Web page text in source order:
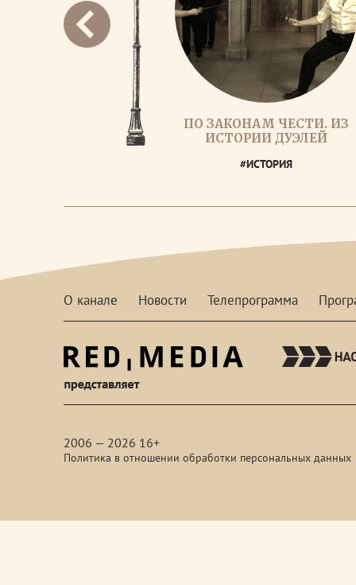
ПО ЗАКОНАМ ЧЕСТИ. ИЗ
ИСТОРИИ ДУЭЛЕЙ
#ИСТОРИЯ
О канале Новости Телепрограмма
2006 — 2026 16+
Политика в отношении обработки персональных данных